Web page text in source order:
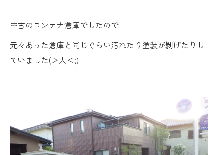
中古のコンテナ倉庫でしたので
元々あった倉庫と同じぐらい汚れたり塗装が剝げたりし
ていました(＞人＜;)